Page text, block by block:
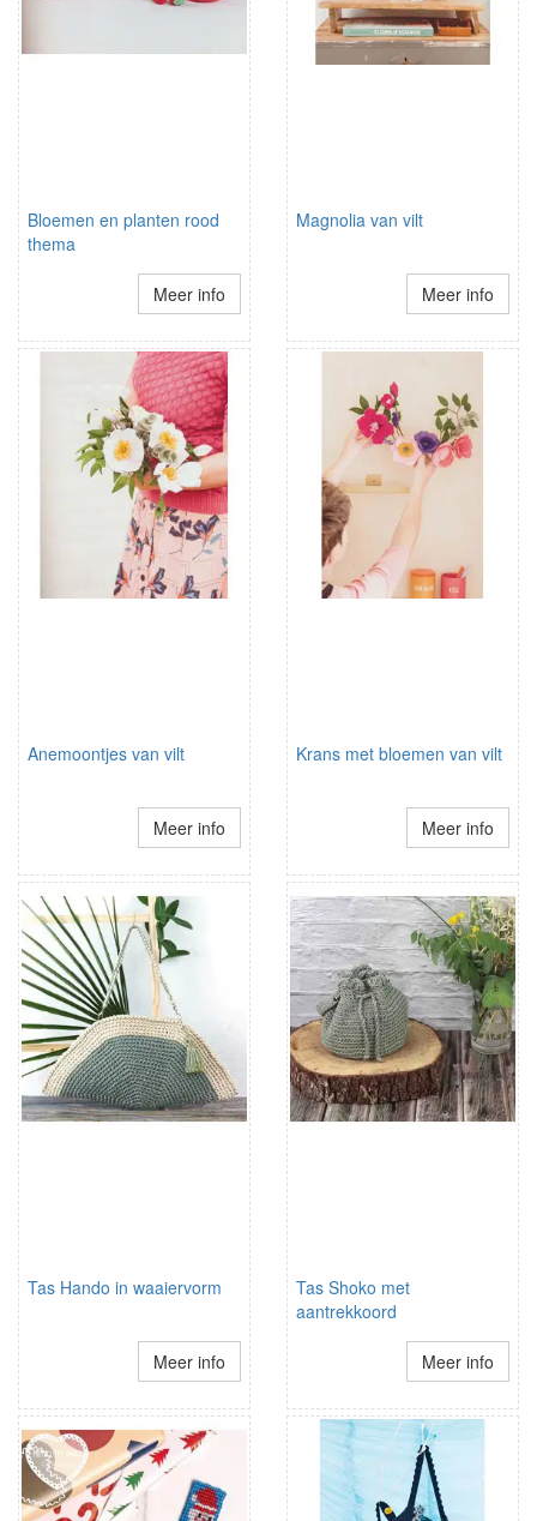
Bloemen en planten rood
thema
Meer info
Magnolia van vilt
Meer info
Anemoontjes van vilt
Meer info
Krans met bloemen van vilt
Meer info
Tas Hando in waaiervorm
Meer info
Tas Shoko met
aantrekkoord
Meer info